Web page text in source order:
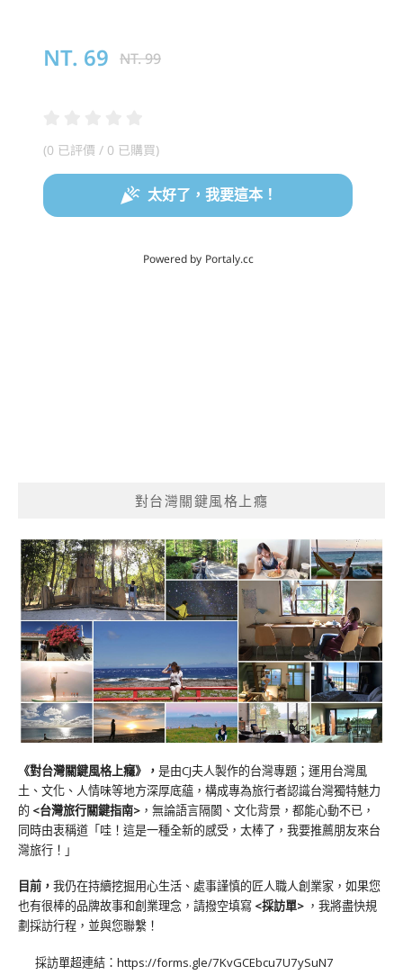
對台灣關鍵風格上癮
《對台灣關鍵風格上癮》 ， 是由CJ夫人製作的台灣專題；運用台灣風
土、文化、人情味等地方深厚底蘊，構成專為旅行者認識台灣獨特魅力
的 <台灣旅行關鍵指南> ，無論語言隔閡、文化背景，都能心動不已，
同時由衷稱道「哇！這是一種全新的感受，太棒了，我要推薦朋友來台
灣旅行！」
目前， 我仍在持續挖掘用心生活、處事謹慎的匠人職人創業家，如果您
也有很棒的品牌故事和創業理念，請撥空填寫 <採訪單> ，我將盡快規
劃採訪行程，並與您聯繫！
採訪單超連結： https://forms.gle/7KvGCEbcu7U7ySuN7